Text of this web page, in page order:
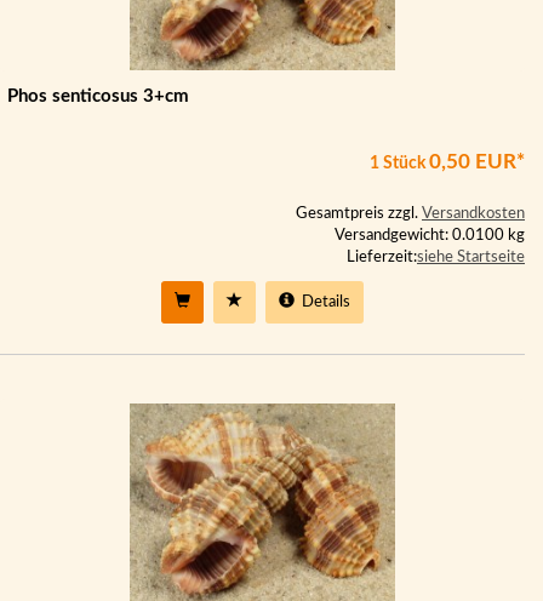
Phos senticosus 3+cm
1 Stück0,50 EUR*
Gesamtpreis zzgl. Versandkosten
Versandgewicht: 0.0100 kg
Lieferzeit:siehe Startseite
Details